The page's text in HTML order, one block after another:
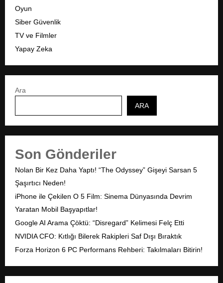
Oyun
Siber Güvenlik
TV ve Filmler
Yapay Zeka
Ara
ARA
Son Gönderiler
Nolan Bir Kez Daha Yaptı! “The Odyssey” Gişeyi Sarsan 5
Şaşırtıcı Neden!
iPhone ile Çekilen O 5 Film: Sinema Dünyasında Devrim
Yaratan Mobil Başyapıtlar!
Google AI Arama Çöktü: “Disregard” Kelimesi Felç Etti
NVIDIA CFO: Kıtlığı Bilerek Rakipleri Saf Dışı Bıraktık
Forza Horizon 6 PC Performans Rehberi: Takılmaları Bitirin!